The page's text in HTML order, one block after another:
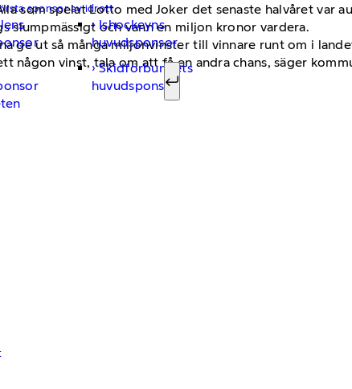
sponsor av idrott.
Ishockeyns
huvudsponsor
Skidförbundets
huvudsponsor
Sök efter:
som spelat Lotto med Joker det senaste halvåret var
slumpmässigt och vann en miljon kronor vardera.
ge ut så många miljonvinster till vinnare runt om i
vinst, tala om att få en andra chans, säger